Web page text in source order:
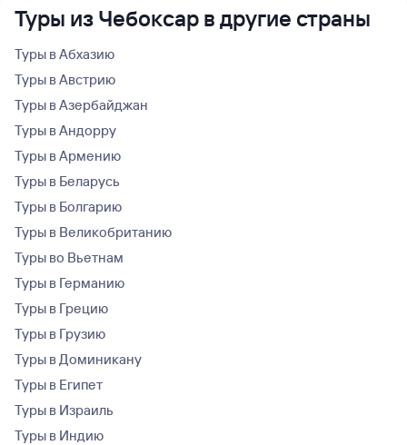
Туры из Чебоксар в другие страны
Туры в Абхазию
Туры в Австрию
Туры в Азербайджан
Туры в Андорру
Туры в Армению
Туры в Беларусь
Туры в Болгарию
Туры в Великобританию
Туры во Вьетнам
Туры в Германию
Туры в Грецию
Туры в Грузию
Туры в Доминикану
Туры в Египет
Туры в Израиль
Туры в Индию